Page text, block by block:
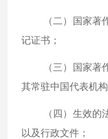
（二）国家
记证书；
（三）国家
其常驻中国代表机
（四）生效
以及行政文件；